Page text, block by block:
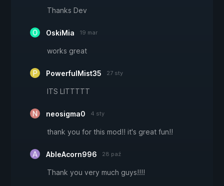
Thanks Dev
OskiMia 19 mar
works great
PowerfulMist35 27 sty
ITS LITTTTT
neosigma0 4 sty
thank you for this mod!! it's great fun!!
AbleAcorn996 28 paź
Thank you very much guys!!!!